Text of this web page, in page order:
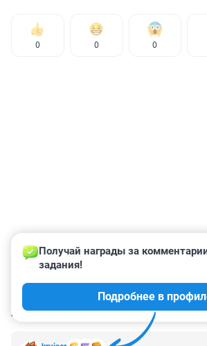
0 0 0
КОММЕНТАРИИ 4
Получай награды за
задания!
Подробнее в